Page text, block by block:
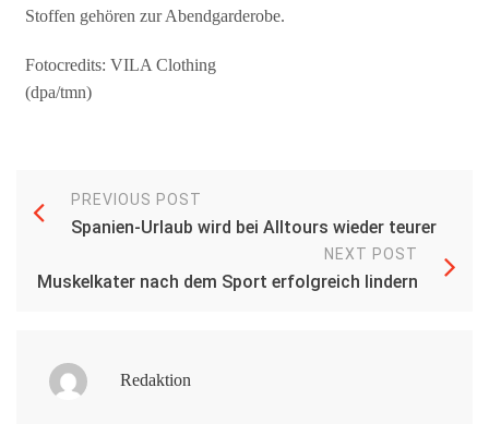
Stoffen gehören zur Abendgarderobe.
Fotocredits: VILA Clothing
(dpa/tmn)
PREVIOUS POST
Spanien-Urlaub wird bei Alltours wieder teurer
NEXT POST
Muskelkater nach dem Sport erfolgreich lindern
Redaktion